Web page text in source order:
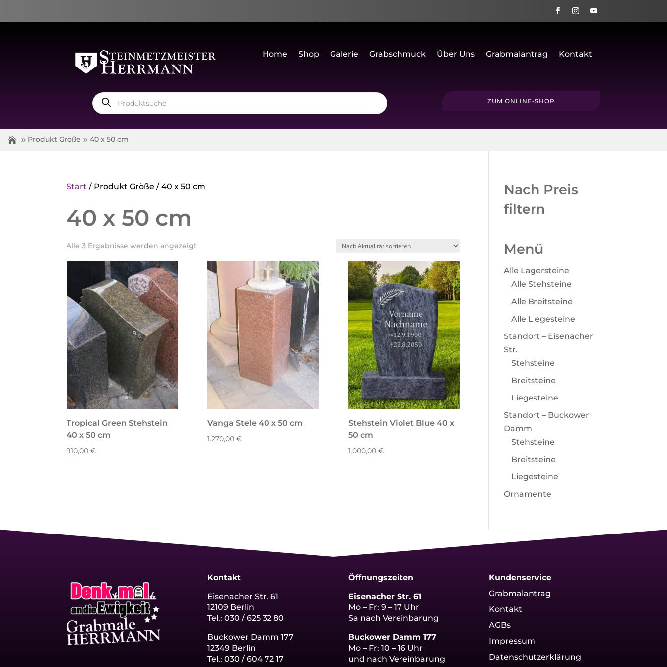
Home Shop Galerie Grabschmuck Über Uns Grabmalantrag Kontakt
Products
search
ZUM ONLINE-SHOP
Produkt Größe 40 x 50 cm
Start / Produkt Größe / 40 x 50 cm
40 x 50 cm
Alle 3 Ergebnisse werden angezeigt
Aktualität
sortiert
Tropical Green Stehstein
40 x 50 cm
910,00€
Vanga Stele 40 x 50 cm
1.270,00 €
Stehstein Violet Blue 40 x
50 cm
1.000,00 €
Nach Preis
filtern
Menü
Alle Lagersteine
Alle Stehsteine
Alle Breitsteine
Alle Liegesteine
Standort – Eisenacher
Str.
Stehsteine
Breitsteine
Liegesteine
Standort – Buckower
Damm
Stehsteine
Breitsteine
Liegesteine
Ornamente
Kontakt
Eisenacher Str. 61
12109 Berlin
Tel.: 030 / 625 32 80
Buckower Damm 177
12349 Berlin
Tel.: 030 / 604 72 17
Öffnungszeiten
Eisenacher Str. 61
Mo – Fr: 9 – 17 Uhr
Sa nach Vereinbarung
Buckower Damm 177
Mo – Fr: 10 – 16 Uhr
und nach Vereinbarung
Kundenservice
Grabmalantrag
Kontakt
AGBs
Impressum
Datenschutzerklärung